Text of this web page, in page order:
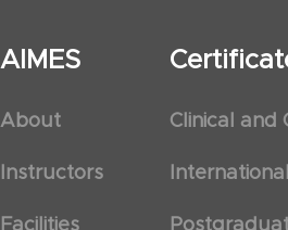
AIMES
About
Instructors
Facilities
Clinical and